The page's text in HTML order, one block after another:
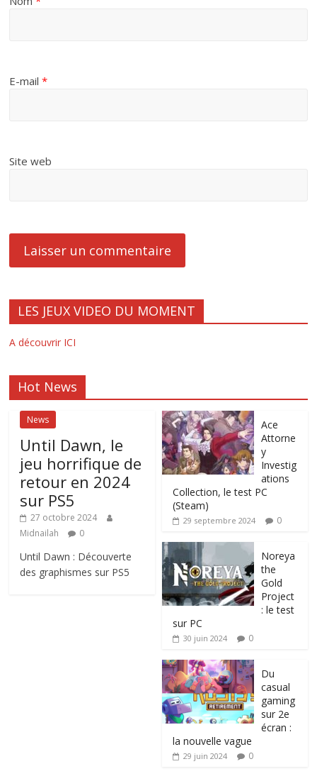
E-mail*
Site web
LES JEUX VIDEO DU MOMENT
A découvrir ICI
Hot News
News
Until Dawn, le
jeu horrifique de
retour en 2024
sur PS5
27 octobre 2024
Midnailah
0
Until Dawn : Découverte
des graphismes sur PS5
Ace
Attorne
y
Investig
ations
Collection, le test PC
(Steam)
29 septembre 2024 0
Noreya
the
Gold
Project
: le test
sur PC
30 juin 2024 0
Du
casual
gaming
sur 2e
écran :
la nouvelle vague
29 juin 2024 0